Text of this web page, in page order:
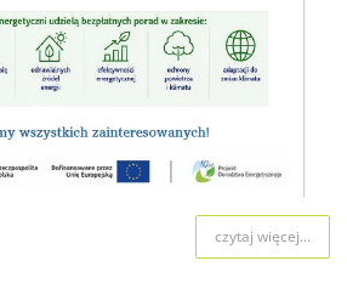
czytaj więcej...